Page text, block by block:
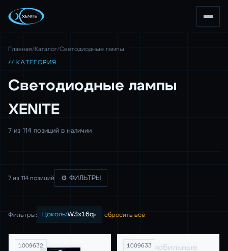
Главная/Каталог/Светодиодные лампы
// КАТЕГОРИЯ
Светодиодные лампы
XENITE
7 из 114 позиций в наличии
7 из 114 позиций ⚙ ФИЛЬТРЫ
Фильтры: Цоколь:W3x16q× сбросить всё
1009632 1009633